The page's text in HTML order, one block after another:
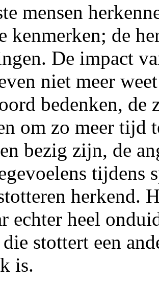
mensen
kenmerken; de
De impact
niet meer
bedenken, de
om zo meer tijd
bezig zijn, de
tijdens
herkend.
echter heel
stottert een
is.